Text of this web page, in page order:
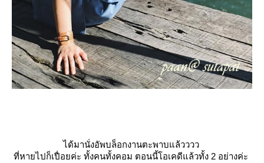
ได้มานั่งอัพบล็อกงานตะพาบแล้วววว
ที่หายไปก็เปื่อยค่ะ ทั้งคนทั้งคอม ตอนนี้โอเคดีแล้วทั้ง 2 อย่างค่ะ